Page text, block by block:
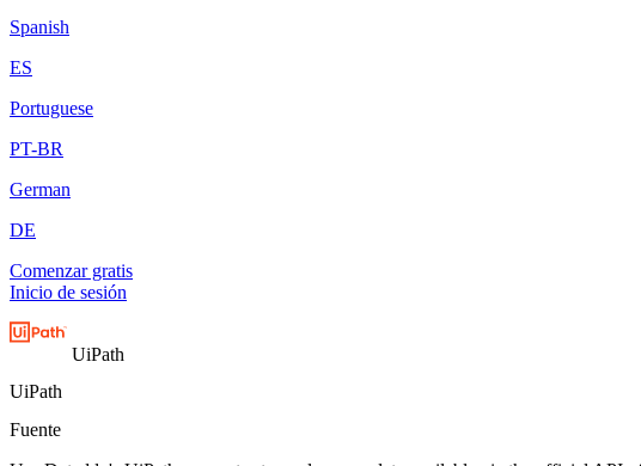
Spanish
ES
Portuguese
PT-BR
German
DE
Comenzar gratis
Inicio de sesión
UiPath
UiPath
Fuente